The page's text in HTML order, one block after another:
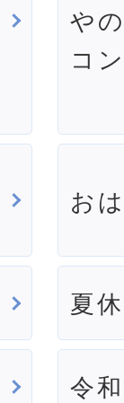
や
コ
お
夏
令